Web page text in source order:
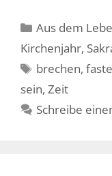
Kategorien
Aus dem
Kirchenjahr,
Schlagwörter
brechen,
sein, Zeit
Schreibe